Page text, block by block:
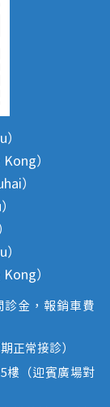
）
）
）
金，報銷車費
正常接診）
樓（迎賓廣場對